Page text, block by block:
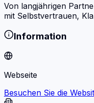
Von langjährigen
mit Selbstvertrauen,
Information
Webseite
Besuchen Sie die